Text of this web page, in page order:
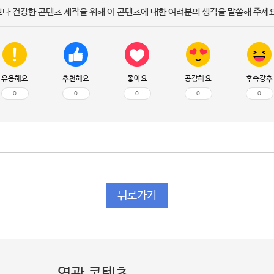
다 건강한 콘텐츠 제작을 위해 이 콘텐츠에 대한 여러분의 생각을 말씀해 주세
유용해요
0
추천해요
0
좋아요
0
공감해요
0
후속강추
0
뒤로가기